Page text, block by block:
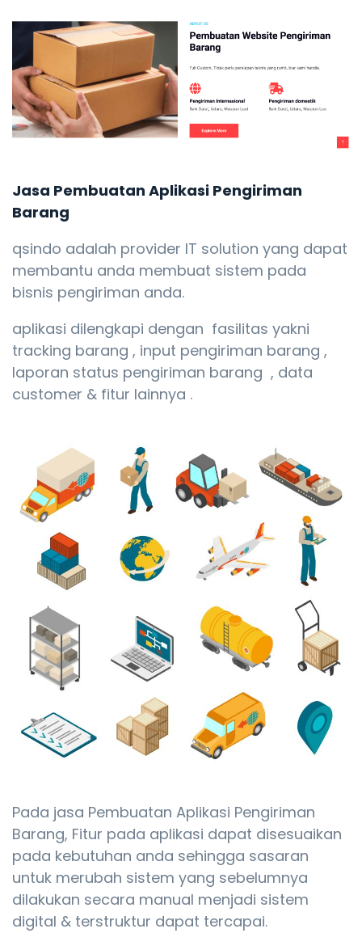
Jasa Pembuatan Aplikasi Pengiriman
Barang
qsindo adalah provider IT solution yang dapat
membantu anda membuat sistem pada
bisnis pengiriman anda.
aplikasi dilengkapi dengan fasilitas yakni
tracking barang , input pengiriman barang ,
laporan status pengiriman barang , data
customer & fitur lainnya .
Pada jasa Pembuatan Aplikasi Pengiriman
Barang, Fitur pada aplikasi dapat disesuaikan
pada kebutuhan anda sehingga sasaran
untuk merubah sistem yang sebelumnya
dilakukan secara manual menjadi sistem
digital & terstruktur dapat tercapai.